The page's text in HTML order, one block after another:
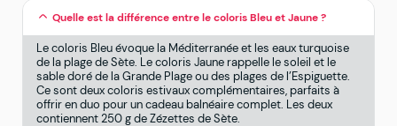
Quelle est la différence entre le coloris Bleu et Jaune ?
Le coloris Bleu évoque la Méditerranée et les eaux turquoise
de la plage de Sète. Le coloris Jaune rappelle le soleil et le
sable doré de la Grande Plage ou des plages de l’Espiguette.
Ce sont deux coloris estivaux complémentaires, parfaits à
offrir en duo pour un cadeau balnéaire complet. Les deux
contiennent 250 g de Zézettes de Sète.